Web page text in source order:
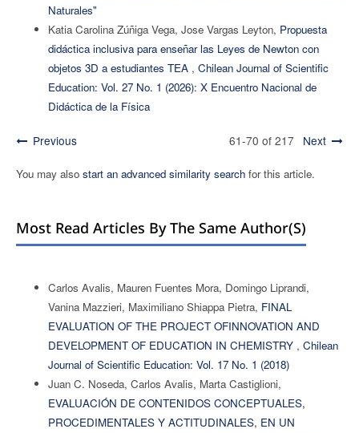
Naturales"
Katia Carolina Zúñiga Vega, Jose Vargas Leyton, Propuesta
didáctica inclusiva para enseñar las Leyes de Newton con
objetos 3D a estudiantes TEA , Chilean Journal of Scientific
Education: Vol. 27 No. 1 (2026): X Encuentro Nacional de
Didáctica de la Física
Previous 61-70 of 217 Next
You may also start an advanced similarity searchfor this article.
Most Read Articles By The Same Author(s)
Carlos Avalis, Mauren Fuentes Mora, Domingo Liprandi,
Vanina Mazzieri, Maximiliano Shiappa Pietra, FINAL
EVALUATION OF THE PROJECT OFINNOVATION AND
DEVELOPMENT OF EDUCATION IN CHEMISTRY , Chilean
Journal of Scientific Education: Vol. 17 No. 1 (2018)
Juan C. Noseda, Carlos Avalis, Marta Castiglioni,
EVALUACIÓN DE CONTENIDOS CONCEPTUALES,
PROCEDIMENTALES Y ACTITUDINALES, EN UN